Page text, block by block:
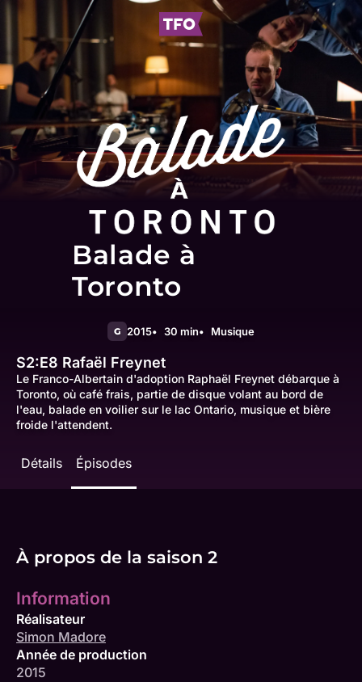
Balade à
Toronto
G 2015 30 min Musique
S2:E8 Rafaël Freynet
Le Franco-Albertain d'adoption Raphaël Freynet débarque à
Toronto, où café frais, partie de disque volant au bord de
l'eau, balade en voilier sur le lac Ontario, musique et bière
froide l'attendent.
Détails Épisodes
À propos de la saison 2
Information
Réalisateur
Simon Madore
Année de production
2015